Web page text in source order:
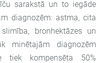
sarakstā un to iegāde
diagnozēm: astma, cita
bronhektāzes un
minētajām diagnozēm
tiek kompensēta 50%